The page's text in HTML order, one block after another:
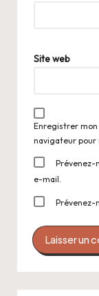
Site web
Enregistrer
navigateur pour
Prévenez-
e-mail.
Prévenez-